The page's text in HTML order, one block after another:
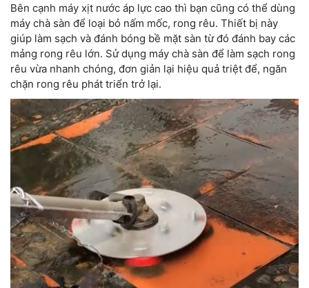
Bên cạnh máy xịt nước áp lực cao thì bạn cũng có thể dùng
máy chà sàn để loại bỏ nấm mốc, rong rêu. Thiết bị này
giúp làm sạch và đánh bóng bề mặt sàn từ đó đánh bay các
mảng rong rêu lớn. Sử dụng máy chà sàn để làm sạch rong
rêu vừa nhanh chóng, đơn giản lại hiệu quả triệt để, ngăn
chặn rong rêu phát triển trở lại.